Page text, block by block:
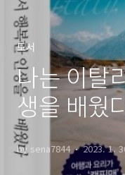
도서
나는 이탈
생을 배웠
자 소개,
by sena7844 2023. 1.